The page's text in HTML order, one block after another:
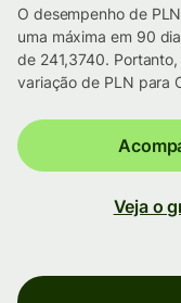
O desempenho de
uma máxima em 90
de 241,3740.
variação de PLN para
Veja o